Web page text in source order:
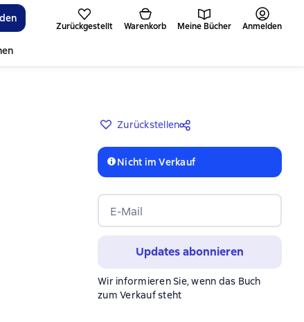
Zurückgestellt Warenkorb Meine Bücher Anmelden
Zurückstellen
Nicht im Verkauf
E-Mail
Updates abonnieren
Wir informieren Sie, wenn das Buch
zum Verkauf steht